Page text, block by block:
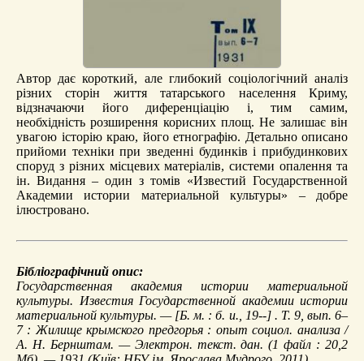
Автор дає короткий, але глибокий соціологічний аналіз
різних сторін життя татарського населення Криму,
відзначаючи його диференціацію і, тим самим,
необхідність розширення корисних площ. Не залишає він
увагою історію краю, його етнографію. Детально описано
прийоми техніки при зведенні будинків і прибудинкових
споруд з різних місцевих матеріалів, системи опалення та
ін. Видання – один з томів «Известий Государственной
Академии истории материальной культуры» – добре
ілюстровано.
Бібліографічний опис:
Государственная академия истории материальной
культуры. Известия Государственной академии истории
материальной культуры. — [Б. м. : б. и., 19--] . Т. 9, вып. 6–
7 : Жилище крымского предгорья: опыт социол. анализа /
А. Н. Бернштам. — Электрон. текст. дан. (1 файл : 20,2